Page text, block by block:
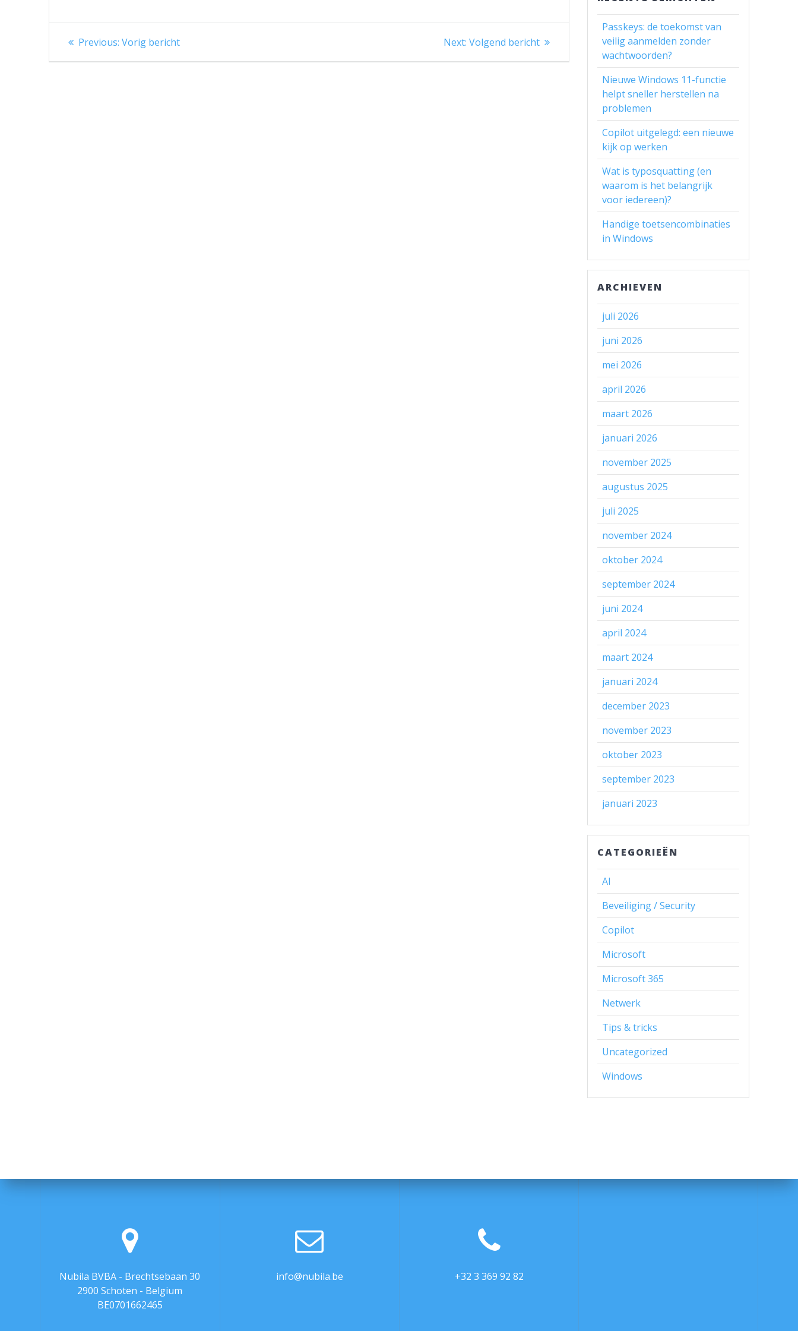
Berichtnavigatie
Previous: Previous
Vorig bericht Next: Next
Volgend bericht
Passkeys: de toekomst van
veilig aanmelden zonder
wachtwoorden?
Nieuwe Windows 11-functie
helpt sneller herstellen na
problemen
Copilot uitgelegd: een nieuwe
kijk op werken
Wat is typosquatting (en
waarom is het belangrijk
voor iedereen)?
Handige toetsencombinaties
in Windows
ARCHIEVEN
juli 2026
juni 2026
mei 2026
april 2026
maart 2026
januari 2026
november 2025
augustus 2025
juli 2025
november 2024
oktober 2024
september 2024
juni 2024
april 2024
maart 2024
januari 2024
december 2023
november 2023
oktober 2023
september 2023
januari 2023
CATEGORIEËN
AI
Beveiliging / Security
Copilot
Microsoft
Microsoft 365
Netwerk
Tips & tricks
Uncategorized
Windows
Nubila BVBA - Brechtsebaan 30
2900 Schoten - Belgium
BE0701662465
info@nubila.be +32 3 369 92 82